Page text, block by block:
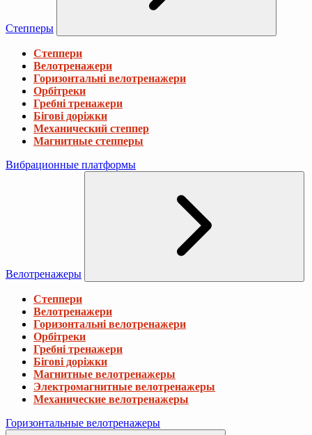
Степперы
Степпери
Велотренажери
Горизонтальні велотренажери
Орбітреки
Гребні тренажери
Бігові доріжки
Механический степпер
Магнитные степперы
Вибрационные платформы
Велотренажеры
Степпери
Велотренажери
Горизонтальні велотренажери
Орбітреки
Гребні тренажери
Бігові доріжки
Магнитные велотренажеры
Электромагнитные велотренажеры
Механические велотренажеры
Горизонтальные велотренажеры